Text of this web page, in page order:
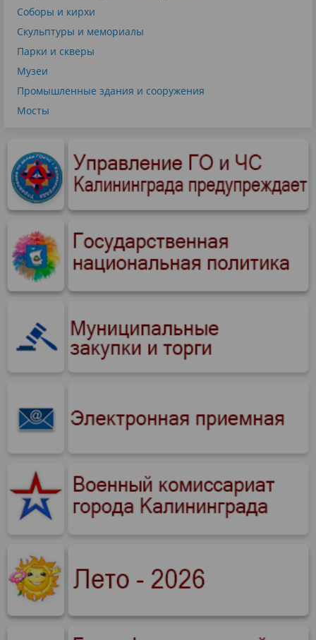
Соборы и кирхи
Скульптуры и мемориалы
Парки и скверы
Музеи
Промышленные здания и сооружения
Мосты